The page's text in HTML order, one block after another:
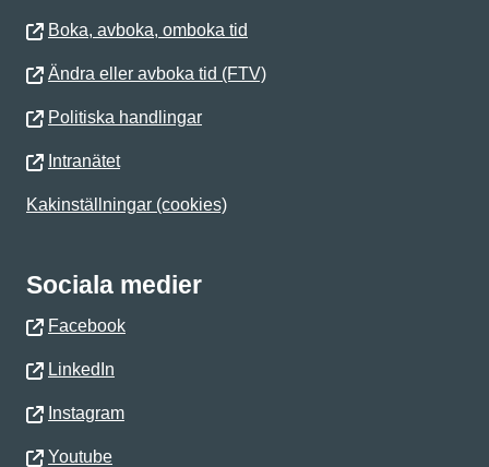
Boka, avboka, omboka tid
Ändra eller avboka tid (FTV)
Politiska handlingar
Intranätet
Kakinställningar (cookies)
Sociala medier
Facebook
LinkedIn
Instagram
Youtube